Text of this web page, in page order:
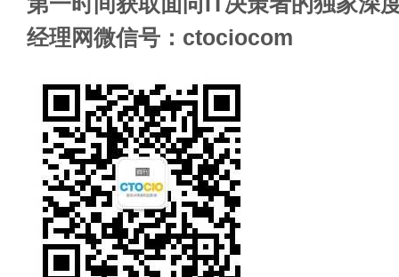
经理网微信号：ctociocom